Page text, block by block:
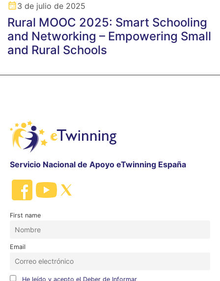
3 de julio de 2025
Rural MOOC 2025: Smart Schooling
and Networking – Empowering Small
and Rural Schools
Servicio Nacional de Apoyo eTwinning España
First name
Email
He leído y acepto el Deber de Informar